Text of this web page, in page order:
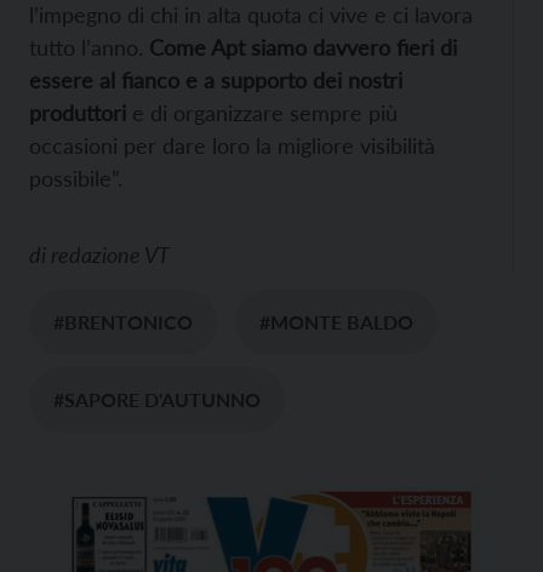
l’impegno di chi in alta quota ci vive e ci lavora
tutto l’anno. Come Apt siamo davvero fieri di
essere al fianco e a supporto dei nostri
produttori e di organizzare sempre più
occasioni per dare loro la migliore visibilità
possibile”.
di redazione VT
#BRENTONICO #MONTE BALDO
#SAPORE D'AUTUNNO